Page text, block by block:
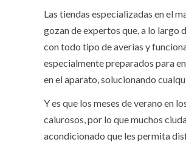
Las tiendas especializadas en el
gozan de expertos que, a lo largo
con todo tipo de averías y
especialmente preparados para
en el aparato, solucionando
Y es que los meses de verano en
calurosos, por lo que muchos
acondicionado que les permita